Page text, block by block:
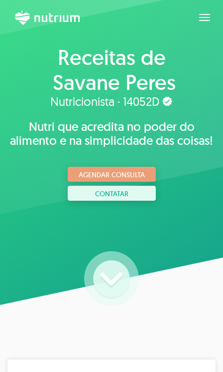
Receitas de
Savane Peres
Nutricionista · 14052D
Nutri que acredita no poder do
alimento e na simplicidade das coisas!
AGENDAR CONSULTA
CONTATAR